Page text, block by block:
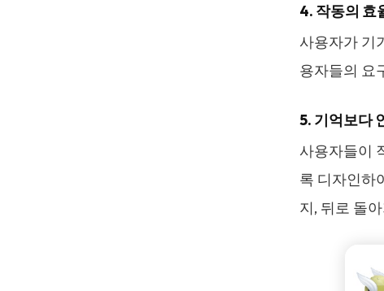
4. 작동의 효
사용자가 기
용자들의 요
5. 기억보다
사용자들이
록 디자인하
지, 뒤로 돌